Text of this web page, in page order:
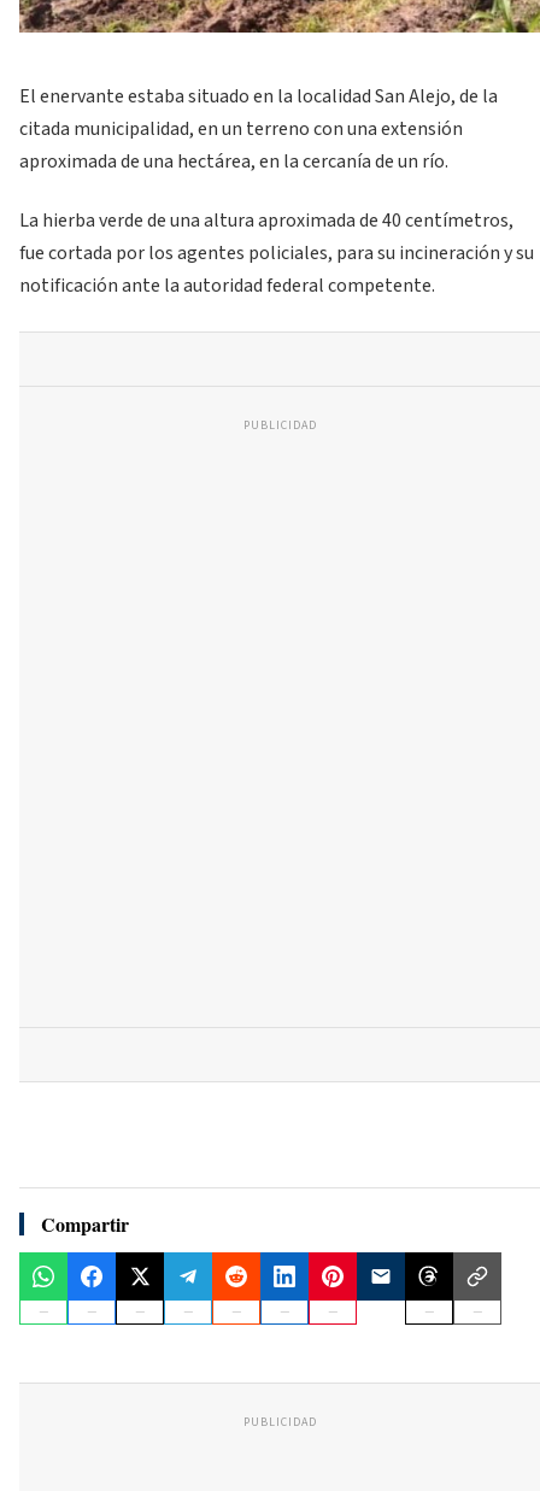
El enervante estaba situado en la localidad San Alejo, de la
citada municipalidad, en un terreno con una extensión
aproximada de una hectárea, en la cercanía de un río.
La hierba verde de una altura aproximada de 40 centímetros,
fue cortada por los agentes policiales, para su incineración y su
notificación ante la autoridad federal competente.
PUBLICIDAD
Compartir
PUBLICIDAD